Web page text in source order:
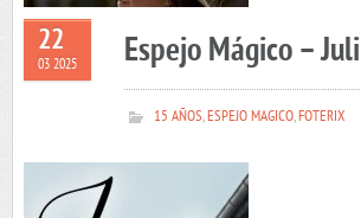
22
03 2025 Espejo Mágico – Juli
15 AÑOS,ESPEJO MAGICO,FOTERIX